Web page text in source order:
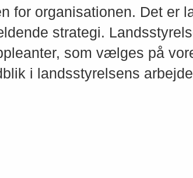
for organisationen. Det er
strategi.
som vælges på
i landsstyrelsens